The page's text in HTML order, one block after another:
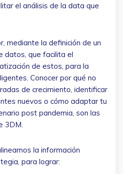
el análisis de la data que
mediante la definición de un
datos, que facilita el
de estos, para la
Conocer por qué no
de crecimiento, identificar
nuevos o cómo adaptar tu
post pandemia, son las
3DM.
la información
para lograr: